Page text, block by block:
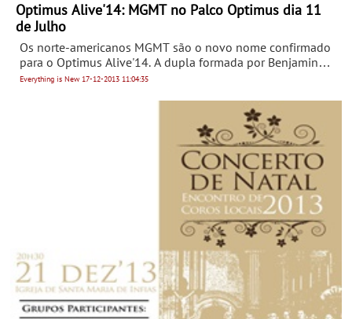
Optimus Alive'14: MGMT no Palco Optimus dia 11
de Julho
Os norte-americanos MGMT são o novo nome confirmado
para o Optimus Alive'14. A dupla formada por Benjamin
Goldwasser e Andrew VanWyngarden vai atuar no Palco
Everything is New 17-12-2013 11:04:35